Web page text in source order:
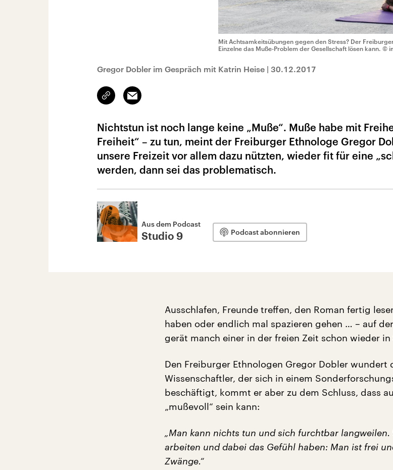
Mit Achtsamkeitsübungen gegen den Stress? Der
Einzelne das Muße-Problem der Gesellschaft lösen kann. ©
Gregor Dobler im Gespräch mit Katrin Heise | 30.12.2017
Link
kopieren/teilen
Email
Nichtstun ist noch lange keine „Muße“. Muße habe mit
Freiheit“ – zu tun, meint der Freiburger Ethnologe Gregor
unsere Freizeit vor allem dazu nützten, wieder fit für eine
werden, dann sei das problematisch.
Aus dem Podcast
Studio 9 Podcast abonnieren
Ausschlafen, Freunde treffen, den Roman fertig
haben oder endlich mal spazieren gehen … – auf
gerät manch einer in der freien Zeit schon wieder in
Den Freiburger Ethnologen Gregor Dobler wundert
Wissenschaftler, der sich in einem
beschäftigt, kommt er aber zu dem Schluss, dass
„mußevoll“ sein kann:
„Man kann nichts tun und sich furchtbar langweilen.
arbeiten und dabei das Gefühl haben: Man ist frei
Zwänge.“